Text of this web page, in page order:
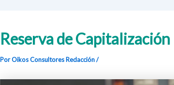
Reserva de Capitalización
Por Oikos Consultores Redacción/